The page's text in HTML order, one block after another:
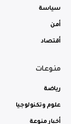
سياسة
أمن
أقتصاد
منوعات
رياضة
علوم وتكنولوجيا
أخبار منوعة